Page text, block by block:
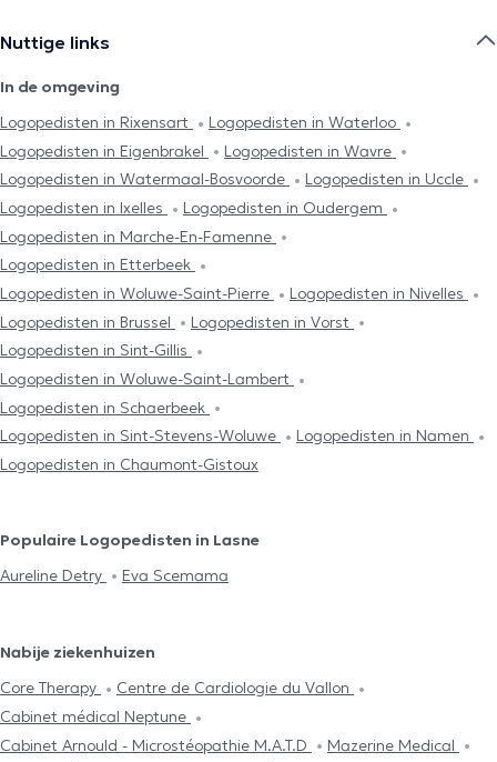
Nuttige links
In de omgeving
Logopedisten in Rixensart
Logopedisten in Waterloo
Logopedisten in Eigenbrakel
Logopedisten in Wavre
Logopedisten in Watermaal-Bosvoorde
Logopedisten in Uccle
Logopedisten in Ixelles
Logopedisten in Oudergem
Logopedisten in Marche-En-Famenne
Logopedisten in Etterbeek
Logopedisten in Woluwe-Saint-Pierre
Logopedisten in Nivelles
Logopedisten in Brussel
Logopedisten in Vorst
Logopedisten in Sint-Gillis
Logopedisten in Woluwe-Saint-Lambert
Logopedisten in Schaerbeek
Logopedisten in Sint-Stevens-Woluwe
Logopedisten in Namen
Logopedisten in Chaumont-Gistoux
Populaire Logopedisten in Lasne
Aureline Detry
Eva Scemama
Nabije ziekenhuizen
Core Therapy
Centre de Cardiologie du Vallon
Cabinet médical Neptune
Cabinet Arnould - Microstéopathie M.A.T.D
Mazerine Medical